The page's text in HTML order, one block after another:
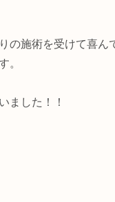
の施術を受けて喜ん
。
ました！！